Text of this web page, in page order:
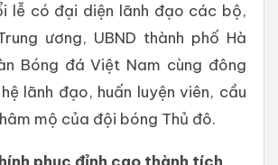
lễ có đại diện lãnh đạo các bộ,
ương, UBND thành phố Hà
Bóng đá Việt Nam cùng đông
lãnh đạo, huấn luyện viên, cầu
mộ của đội bóng Thủ đô.